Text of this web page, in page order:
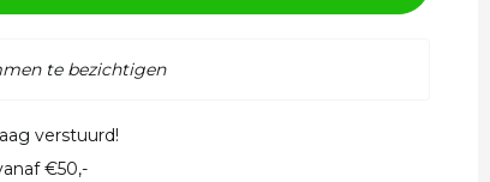
te bezichtigen
verstuurd!
€50,-